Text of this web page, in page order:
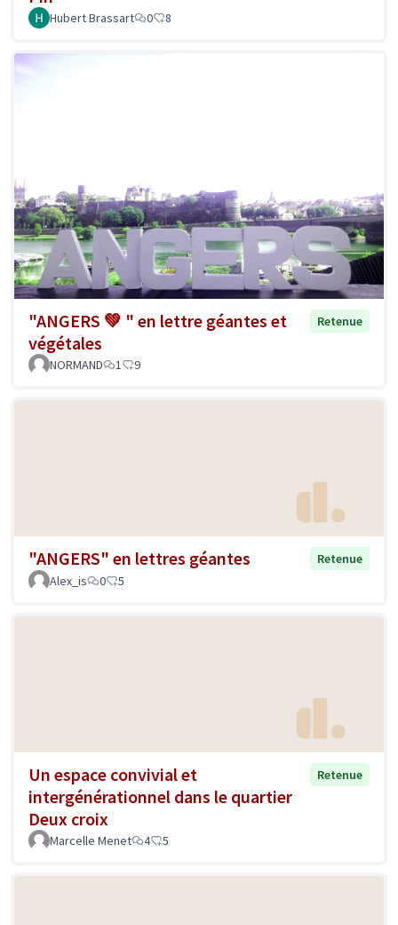
Hubert Brassart 0 8
"ANGERS 💚 " en lettre géantes et
végétales
Retenue
NORMAND 1 9
"ANGERS" en lettres géantes
Retenue
Alex_is
0 5
Un espace convivial et
intergénérationnel dans le quartier
Deux croix
Retenue
Marcelle Menet 4 5